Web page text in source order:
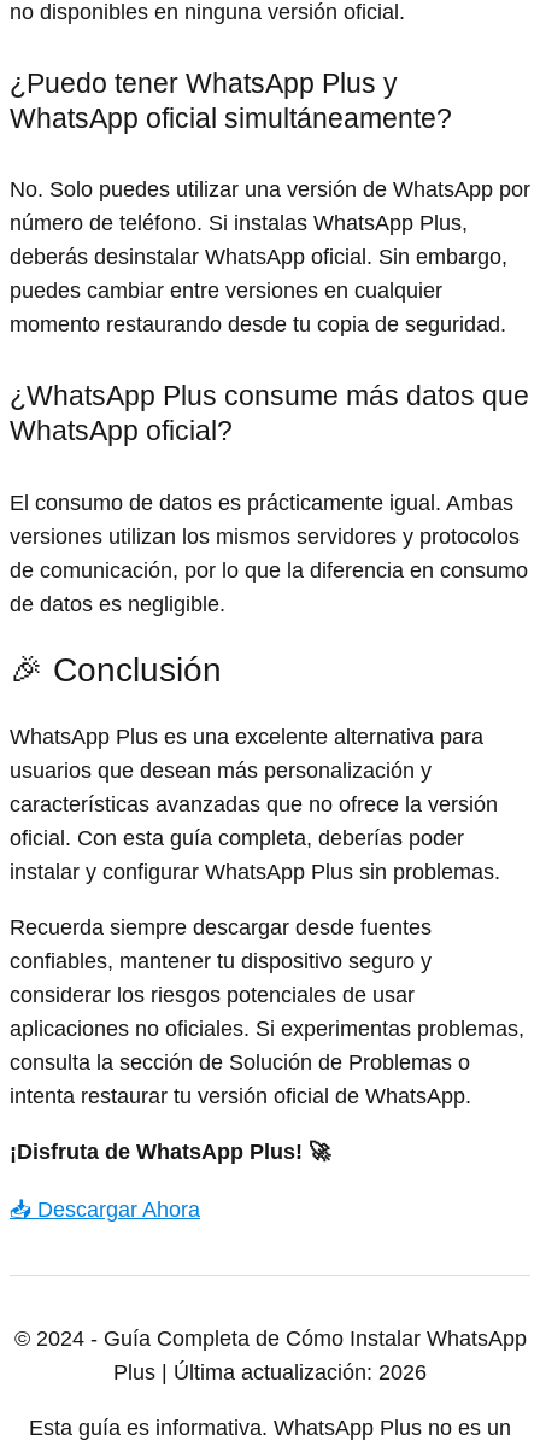
no disponibles en ninguna versión oficial.
¿Puedo tener WhatsApp Plus y
WhatsApp oficial simultáneamente?
No. Solo puedes utilizar una versión de WhatsApp por
número de teléfono. Si instalas WhatsApp Plus,
deberás desinstalar WhatsApp oficial. Sin embargo,
puedes cambiar entre versiones en cualquier
momento restaurando desde tu copia de seguridad.
¿WhatsApp Plus consume más datos que
WhatsApp oficial?
El consumo de datos es prácticamente igual. Ambas
versiones utilizan los mismos servidores y protocolos
de comunicación, por lo que la diferencia en consumo
de datos es negligible.
🎉 Conclusión
WhatsApp Plus es una excelente alternativa para
usuarios que desean más personalización y
características avanzadas que no ofrece la versión
oficial. Con esta guía completa, deberías poder
instalar y configurar WhatsApp Plus sin problemas.
Recuerda siempre descargar desde fuentes
confiables, mantener tu dispositivo seguro y
considerar los riesgos potenciales de usar
aplicaciones no oficiales. Si experimentas problemas,
consulta la sección de Solución de Problemas o
intenta restaurar tu versión oficial de WhatsApp.
¡Disfruta de WhatsApp Plus! 🚀
📥 Descargar Ahora
© 2024 - Guía Completa de Cómo Instalar WhatsApp
Plus | Última actualización: 2026
Esta guía es informativa. WhatsApp Plus no es un